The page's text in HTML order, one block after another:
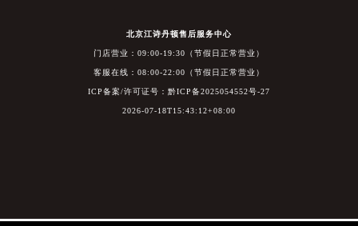
北京江诗丹顿售后服务中心
门店营业：09:00-19:30（节假日正常营业）
客服在线：08:00-22:00（节假日正常营业）
ICP备案/许可证号：黔ICP备2025054552号-27
2026-07-18T15:43:12+08:00